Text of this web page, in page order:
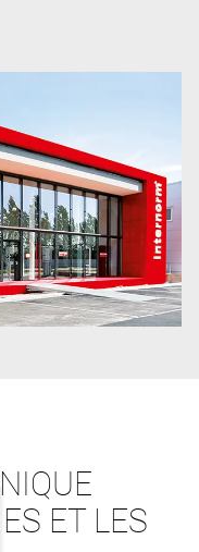
ET LES